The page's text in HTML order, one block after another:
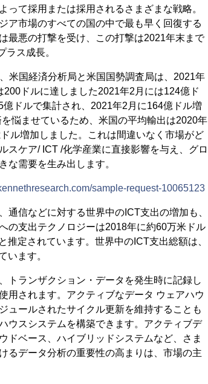
て採用または採用されるさまざまな戦略。
ア市場のすべての国の中で最も早く回復する
最悪の打撃を受け、この打撃は2021年末まで
ス成長。
米国経済分析局と米国国勢調査局は、2021年
ドルに達しました2021年2月には124億ド
ドルで集計され、2021年2月に164億ドル増
悩ませているため、米国の平均輸出は2020年
ル増加しました。これは間違いなく市場がど
スケア/ ICT /化学産業に直接影響を与え、グロ
な需要を生み出します。
sample-request-10065123
信などに対する世界中のICT支出の増加も、
の支出テクノロジーは2018年に約60万米ドル
定されています。世界中のICT支出総額は、
います。
トランザクション・データを発生時に記録し
用されます。アクティブなデータ ウェアハウ
ュールされたサイクル更新を維持することも
ウスシステムを構築できます。アクティブデ
ドベース、ハイブリッドシステムなど、さま
るデータ分析の重要性の高まりは、市場の主